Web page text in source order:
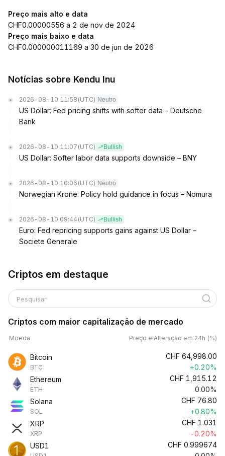
Preço mais alto e data
CHF0.00000556 a 2 de nov de 2024
Preço mais baixo e data
CHF0.000000011169 a 30 de jun de 2026
Notícias sobre Kendu Inu
2026-08-10 11:58 (UTC) Neutro
US Dollar: Fed pricing shifts with softer data – Deutsche
Bank
2026-08-10 11:07 (UTC) Bullish
US Dollar: Softer labor data supports downside – BNY
2026-08-10 10:06 (UTC) Neutro
Norwegian Krone: Policy hold guidance in focus – Nomura
2026-08-10 09:44 (UTC) Bullish
Euro: Fed repricing supports gains against US Dollar –
Societe Generale
Criptos em destaque
Pesquisar
Criptos com maior capitalização de mercado
Moeda Preço e Alteração em 24h (%)
Bitcoin
BTC
CHF 64,998.00
+0.20%
Ethereum
ETH
CHF 1,915.12
0.00%
Solana
SOL
CHF 76.80
+0.80%
XRP
XRP
CHF 1.031
-0.20%
USD1
CHF 0.999674